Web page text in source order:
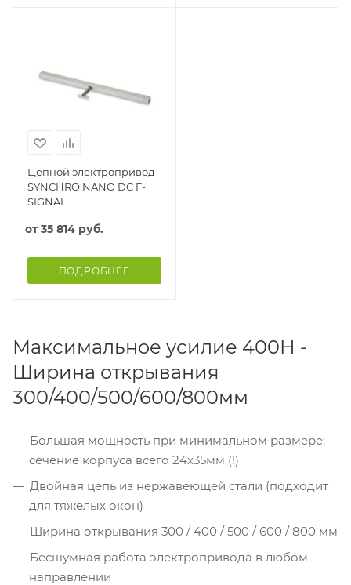
Цепной электропривод
SYNCHRO NANO DC F-
SIGNAL
от35 814 руб.
ПОДРОБНЕЕ
Максимальное усилие 400Н -
Ширина открывания
300/400/500/600/800мм
Большая мощность при минимальном размере:
сечение корпуса всего 24х35мм (!)
Двойная цепь из нержавеющей стали (подходит
для тяжелых окон)
Ширина открывания 300 / 400 / 500 / 600 / 800 мм
Бесшумная работа электропривода в любом
направлении